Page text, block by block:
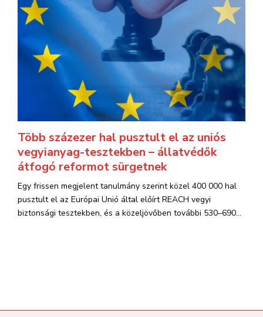
Több százezer hal pusztult el az uniós
vegyianyag-tesztekben – állatvédők
átfogó reformot sürgetnek
Egy frissen megjelent tanulmány szerint közel 400 000 hal
pusztult el az Európai Unió által előírt REACH vegyi
biztonsági tesztekben, és a közeljövőben további 530–690...